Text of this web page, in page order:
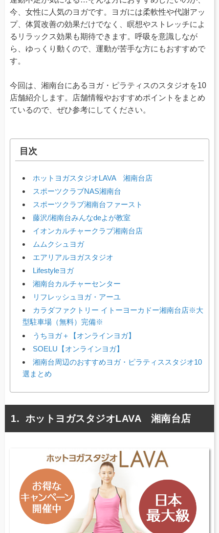
今、女性に人気のヨガです。ヨガには柔軟性や代謝アッ
プ、体質改善の効果だけでなく、瞑想やストレッチによ
るリラックス効果も期待できます。呼吸を意識しなが
ら、ゆっくり動くので、運動が苦手な方にもおすすめで
す。
今回は、湘南台にあるヨガ・ピラティスのスタジオを10
店舗紹介します。店舗情報やおすすめポイントをまとめ
ているので、ぜひ参考にしてください。
目次
ホットヨガスタジオLAVA 湘南台店
スポーツクラブNAS湘南台
スポーツクラブ湘南台ファースト
藤沢/湘南台みんなdeよが教室
イオンカルチャークラブ湘南台店
ムムクシュヨガ
エアリアルヨガスタジオ
Lifestyleヨガ
湘南台カルチャーセンター
リフレッシュヨガ・アーユ
カラダファクトリー イトーヨーカドー湘南台店※大
型駐車場（無料）完備※
うちヨガ＋【オンラインヨガ】
SOELU【オンラインヨガ】
湘南台周辺のおすすめヨガ・ピラティススタジオ10
選まとめ
ホットヨガスタジオLAVA 湘南台店